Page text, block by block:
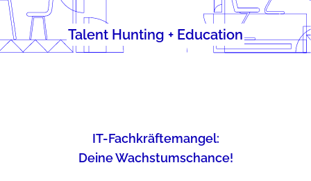
Talent Hunting + Education
IT-Fachkräftemangel:
Deine Wachstumschance!